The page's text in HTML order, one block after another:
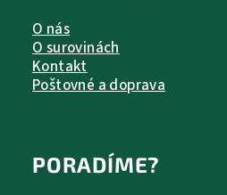
O nás
O surovinách
Kontakt
Poštovné a doprava
PORADÍME?